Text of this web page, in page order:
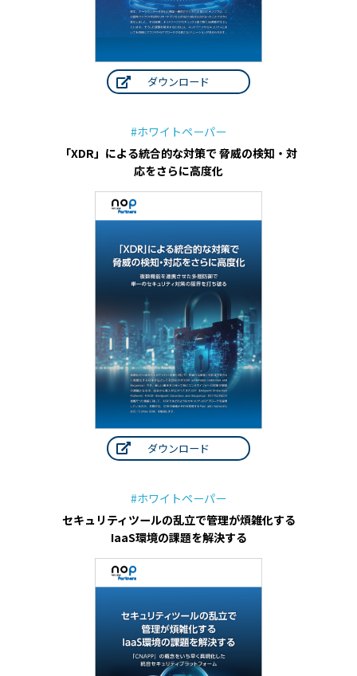
ダウンロード
#ホワイトペーパー
「XDR」による統合的な対策で 脅威の検知・対
応をさらに高度化
ダウンロード
#ホワイトペーパー
セキュリティツールの乱立で管理が煩雑化する
IaaS環境の課題を解決する